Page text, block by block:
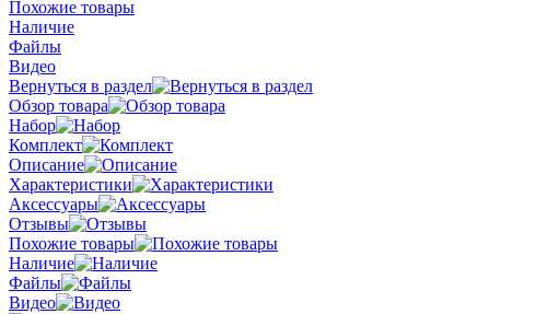
Похожие товары
Наличие
Файлы
Видео
Вернуться в раздел
Обзор товара
Набор
Комплект
Описание
Характеристики
Аксессуары
Отзывы
Похожие товары
Наличие
Файлы
Видео